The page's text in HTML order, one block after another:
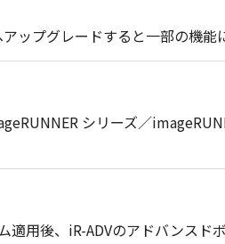
ップグレードすると一部の機能
シリーズ／
用後、iR-ADVのアドバンスド